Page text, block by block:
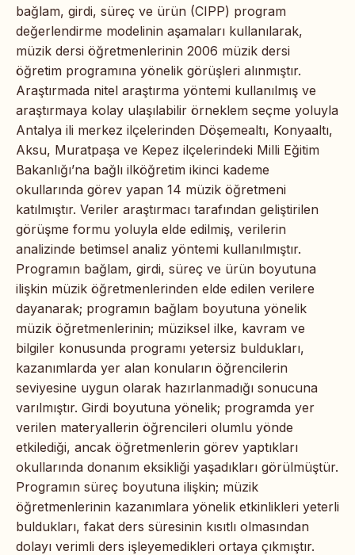
bağlam, girdi, süreç ve ürün (CIPP) program
değerlendirme modelinin aşamaları kullanılarak,
müzik dersi öğretmenlerinin 2006 müzik dersi
öğretim programına yönelik görüşleri alınmıştır.
Araştırmada nitel araştırma yöntemi kullanılmış ve
araştırmaya kolay ulaşılabilir örneklem seçme yoluyla
Antalya ili merkez ilçelerinden Döşemealtı, Konyaaltı,
Aksu, Muratpaşa ve Kepez ilçelerindeki Milli Eğitim
Bakanlığı’na bağlı ilköğretim ikinci kademe
okullarında görev yapan 14 müzik öğretmeni
katılmıştır. Veriler araştırmacı tarafından geliştirilen
görüşme formu yoluyla elde edilmiş, verilerin
analizinde betimsel analiz yöntemi kullanılmıştır.
Programın bağlam, girdi, süreç ve ürün boyutuna
ilişkin müzik öğretmenlerinden elde edilen verilere
dayanarak; programın bağlam boyutuna yönelik
müzik öğretmenlerinin; müziksel ilke, kavram ve
bilgiler konusunda programı yetersiz buldukları,
kazanımlarda yer alan konuların öğrencilerin
seviyesine uygun olarak hazırlanmadığı sonucuna
varılmıştır. Girdi boyutuna yönelik; programda yer
verilen materyallerin öğrencileri olumlu yönde
etkilediği, ancak öğretmenlerin görev yaptıkları
okullarında donanım eksikliği yaşadıkları görülmüştür.
Programın süreç boyutuna ilişkin; müzik
öğretmenlerinin kazanımlara yönelik etkinlikleri yeterli
buldukları, fakat ders süresinin kısıtlı olmasından
dolayı verimli ders işleyemedikleri ortaya çıkmıştır.